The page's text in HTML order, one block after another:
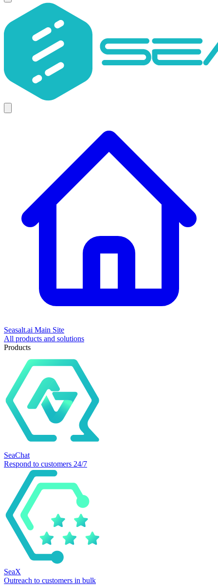
Seasalt.ai Main Site
All products and solutions
Products
SeaChat
Respond to customers 24/7
SeaX
Outreach to customers in bulk